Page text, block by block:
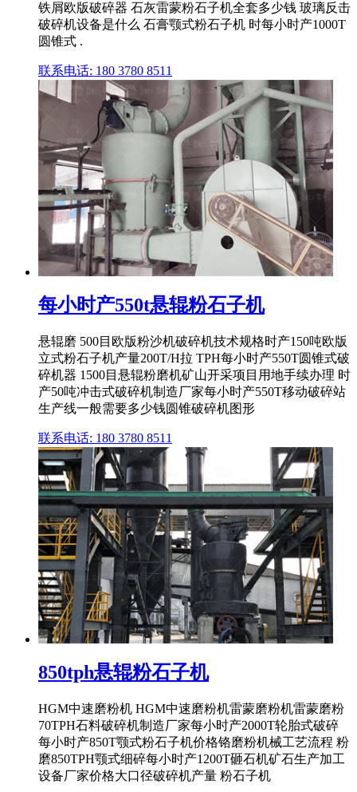
铁屑欧版破碎器 石灰雷蒙粉石子机全套多少钱 玻璃反击
破碎机设备是什么 石膏颚式粉石子机 时每小时产1000T
圆锥式 .
联系电话: 180 3780 8511
每小时产550t悬辊粉石子机
悬辊磨 500目欧版粉沙机破碎机技术规格时产150吨欧版
立式粉石子机产量200T/H拉 TPH每小时产550T圆锥式破
碎机器 1500目悬辊粉磨机矿山开采项目用地手续办理 时
产50吨冲击式破碎机制造厂家每小时产550T移动破碎站
生产线一般需要多少钱圆锥破碎机图形
联系电话: 180 3780 8511
850tph悬辊粉石子机
HGM中速磨粉机 HGM中速磨粉机雷蒙磨粉机雷蒙磨粉
70TPH石料破碎机制造厂家每小时产2000T轮胎式破碎
每小时产850T颚式粉石子机价格铬磨粉机械工艺流程 粉
磨850TPH颚式细碎每小时产1200T砸石机矿石生产加工
设备厂家价格大口径破碎机产量 粉石子机